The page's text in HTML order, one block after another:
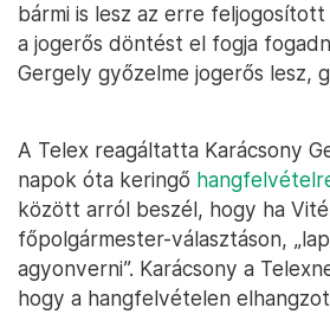
bármi is lesz az erre
a jogerős döntést el fogja
Gergely győzelme jogerős lesz,
A Telex reagáltatta Karácsony
napok óta keringő
között arról beszél, hogy ha
főpolgármester-választáson,
agyonverni”. Karácsony a
hogy a hangfelvételen